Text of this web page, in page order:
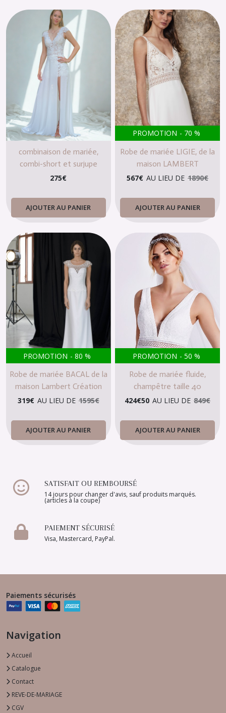
combinaison de mariée,
combi-short et surjupe
275€
AJOUTER AU PANIER
PROMOTION - 70 %
Robe de mariée LIGIE, de la
maison LAMBERT
CREATIONS
567€ AU LIEU DE 1890€
AJOUTER AU PANIER
PROMOTION - 80 %
Robe de mariée BACAL de la
maison Lambert Création
319€ AU LIEU DE 1595€
AJOUTER AU PANIER
PROMOTION - 50 %
Robe de mariée fluide,
champêtre taille 40
424€50 AU LIEU DE 849€
AJOUTER AU PANIER
SATISFAIT OU REMBOURSÉ
14 jours pour changer d'avis, sauf produits marqués.
(articles à la coupe)
PAIEMENT SÉCURISÉ
Visa, Mastercard, PayPal.
Paiements sécurisés
Navigation
Accueil
Catalogue
Contact
REVE-DE-MARIAGE
CGV